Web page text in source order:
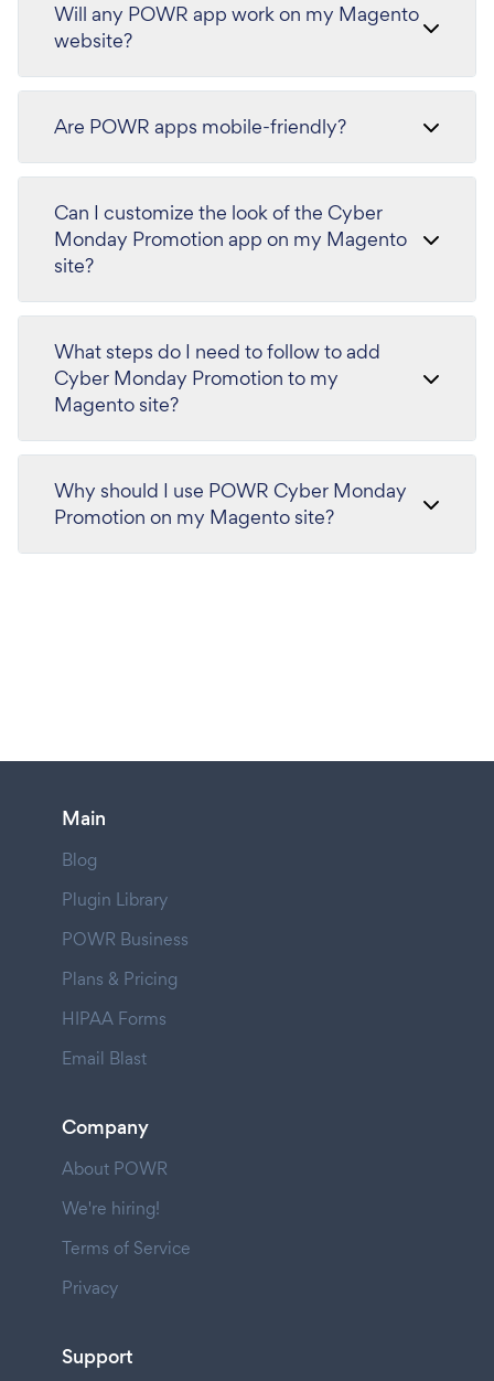
Will any POWR app work on my Magento
website?
Are POWR apps mobile-friendly?
Can I customize the look of the Cyber
Monday Promotion app on my Magento
site?
What steps do I need to follow to add
Cyber Monday Promotion to my
Magento site?
Why should I use POWR Cyber Monday
Promotion on my Magento site?
Main
Blog
Plugin Library
POWR Business
Plans & Pricing
HIPAA Forms
Email Blast
Company
About POWR
We're hiring!
Terms of Service
Privacy
Support